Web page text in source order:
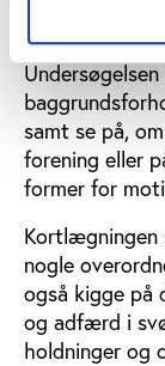
mange
svømning, og
samt se på,
forening eller
former for
Kortlægningen
nogle
også kigge på
og adfærd i
holdninger og